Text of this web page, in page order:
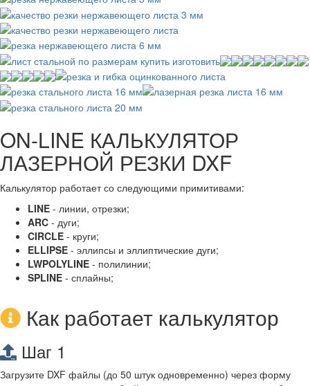
ON-LINE КАЛЬКУЛЯТОР
ЛАЗЕРНОЙ РЕЗКИ DXF
Калькулятор работает со следующими примитивами:
LINE - линии, отрезки;
ARC - дуги;
CIRCLE - круги;
ELLIPSE - эллипсы и эллиптические дуги;
LWPOLYLINE - полилинии;
SPLINE - сплайны;
Как работает калькулятор
Шаг 1
Загрузите DXF файлы (до 50 штук одновременно) через форму